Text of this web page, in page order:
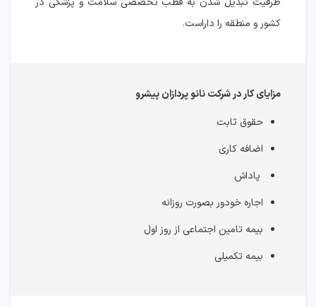
کشور و منطقه را داراست.
مزایای کار در شرکت نانو پردازان پیشرو
حقوق ثابت
اضافه کاری
پاداش
اجاره خودور بصورت روزانه
بیمه تامین اجتماعی از روز اول
بیمه تکمیلی